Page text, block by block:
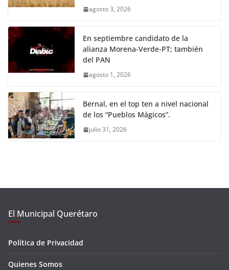
agosto 3, 2026
En septiembre candidato de la
alianza Morena-Verde-PT; también
del PAN
agosto 1, 2026
Bernal, en el top ten a nivel nacional
de los “Pueblos Mágicos”.
julio 31, 2026
El Municipal Querétaro
Política de Privacidad
Quienes Somos